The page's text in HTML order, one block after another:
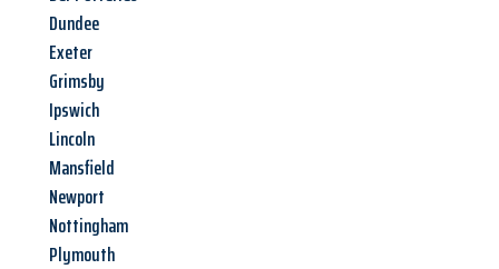
Dundee
Exeter
Grimsby
Ipswich
Lincoln
Mansfield
Newport
Nottingham
Plymouth